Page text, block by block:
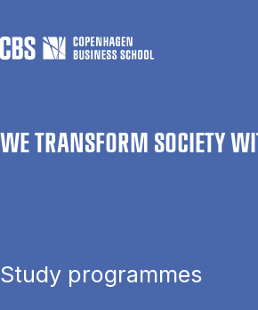
WE TRANSFORM SOCIETY
Study programmes